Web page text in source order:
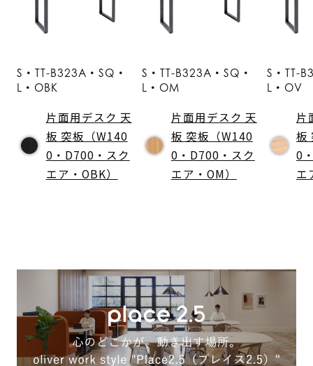
S・TT-B323A・SQ・
L・OBK
片面用デスク 天
板 突板（W140
0・D700・スク
エア・OBK）
S・TT-B323A・SQ・
L・OM
片面用デスク 天
板 突板（W140
0・D700・スク
エア・OM）
S・TT-
L・OV
片
板
0
エ